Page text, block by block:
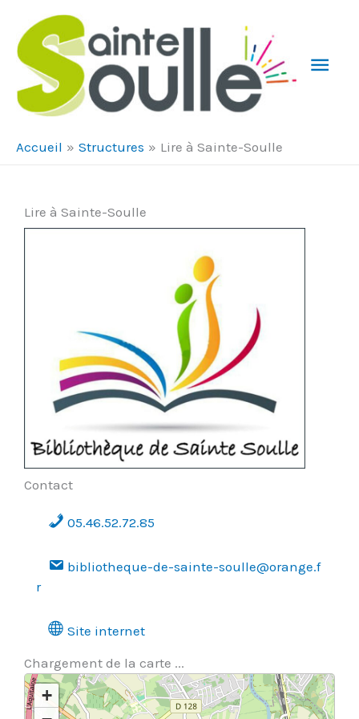
Accueil Structures Lire à Sainte-Soulle
Lire à Sainte-Soulle
Contact
05.46.52.72.85
bibliotheque-de-sainte-soulle@orange.f
r
Site internet
Chargement de la carte ...
+